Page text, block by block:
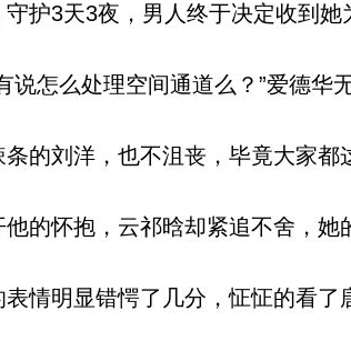
护3天3夜，男人终于决定收到她
怎么处理空间通道么？”爱德华无
的刘洋，也不沮丧，毕竟大家都
的怀抱，云祁晗却紧追不舍，她
情明显错愕了几分，怔怔的看了